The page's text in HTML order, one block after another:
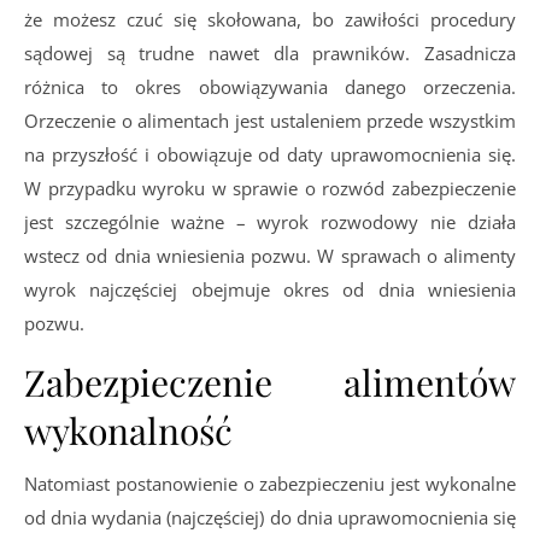
że możesz czuć się skołowana, bo zawiłości procedury
sądowej są trudne nawet dla prawników. Zasadnicza
różnica to okres obowiązywania danego orzeczenia.
Orzeczenie o alimentach jest ustaleniem przede wszystkim
na przyszłość i obowiązuje od daty uprawomocnienia się.
W przypadku wyroku w sprawie o rozwód zabezpieczenie
jest szczególnie ważne – wyrok rozwodowy nie działa
wstecz od dnia wniesienia pozwu. W sprawach o alimenty
wyrok najczęściej obejmuje okres od dnia wniesienia
pozwu.
Zabezpieczenie alimentów
wykonalność
Natomiast postanowienie o zabezpieczeniu jest wykonalne
od dnia wydania (najczęściej) do dnia uprawomocnienia się